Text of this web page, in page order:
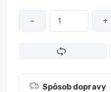
− +
Spôsob dopravy